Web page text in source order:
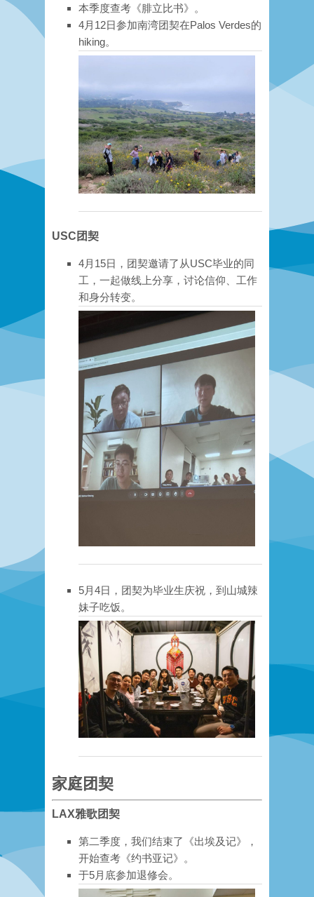
本季度查考《腓立比书》。
4月12日参加南湾团契在Palos Verdes的
hiking。
USC 团契
4月15日，团契邀请了从USC毕业的同
工，一起做线上分享，讨论信仰、工作
和身分转变。
5月4日，团契为毕业生庆祝，到山城辣
妹子吃饭。
家庭团契
LAX雅歌团契
第二季度，我们结束了《出埃及记》，
开始查考《约书亚记》 。
于5月底参加退修会。​